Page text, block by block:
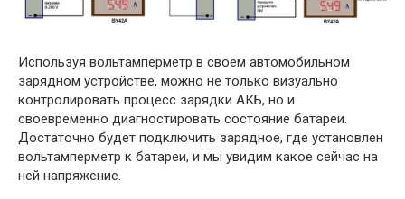
Используя вольтамперметр в своем автомобильном
зарядном устройстве, можно не только визуально
контролировать процесс зарядки АКБ, но и
своевременно диагностировать состояние батареи.
Достаточно будет подключить зарядное, где установлен
вольтамперметр к батареи, и мы увидим какое сейчас на
ней напряжение.